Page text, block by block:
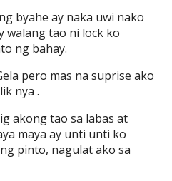
byahe ay naka uwi nako
walang tao ni lock ko
ng bahay.
pero mas na suprise ako
nya .
akong tao sa labas at
maya ay unti unti ko
pinto, nagulat ako sa